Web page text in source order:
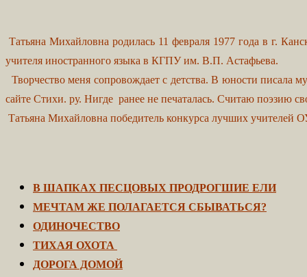
Татьяна Михайловна родилась 11 февраля 1977 года в г.
учителя иностранного языка в КГПУ им. В.П. Астафьева.
Творчество меня сопровождает с детства. В юности писала
сайте Стихи. ру. Нигде ранее не печаталась. Считаю поэзию
Татьяна Михайловна победитель конкурса лучших
В ШАПКАХ ПЕСЦОВЫХ ПРОДРОГШИЕ ЕЛИ
МЕЧТАМ ЖЕ ПОЛАГАЕТСЯ СБЫВАТЬСЯ?
ОДИНОЧЕСТВО
ТИХАЯ ОХОТА
ДОРОГА ДОМОЙ